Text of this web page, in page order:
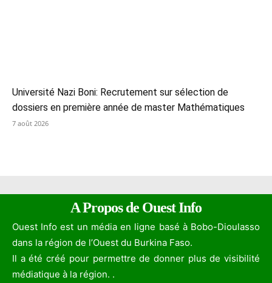
Université Nazi Boni: Recrutement sur sélection de
dossiers en première année de master Mathématiques
7 août 2026
A Propos de Ouest Info
Ouest Info est un média en ligne basé à Bobo-Dioulasso
dans la région de l’Ouest du Burkina Faso.
Il a été créé pour permettre de donner plus de visibilité
médiatique à la région. .